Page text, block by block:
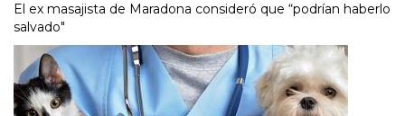
El ex masajista de Maradona consideró que “podrían haberlo
salvado"